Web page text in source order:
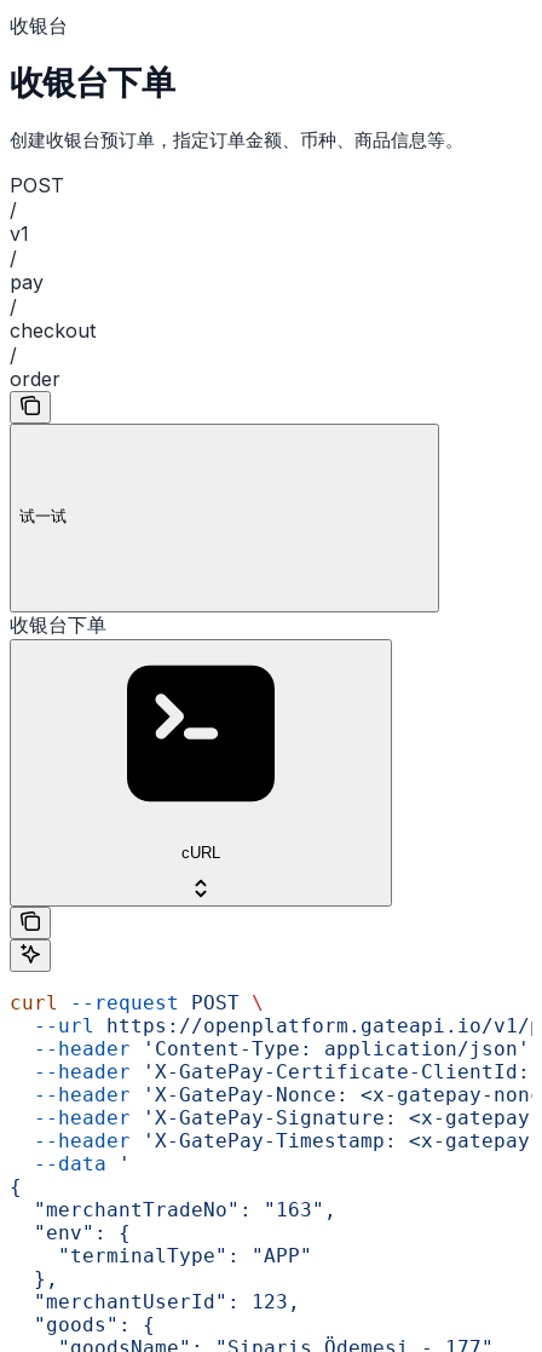
收银台
收银台下单
创建收银台预订单，指定订单金额、币种、商品信息等。
POST
/
v1
/
pay
/
checkout
/
order
试一试
收银台下单
cURL
curl --request POST \
  --url
https://openplatform.gateapi.io/v1/
  --header
'Content-Type: application/json'
  --header
'X-GatePay-Certificate-
  --header
'X-GatePay-Nonce: <x-gatepay-
  --header
'X-GatePay-Signature: <x-
  --header
'X-GatePay-Timestamp: <x-
  --data
'
{
  "merchantTradeNo": "163",
  "env": {
    "terminalType": "APP"
  },
  "merchantUserId": 123,
  "goods": {